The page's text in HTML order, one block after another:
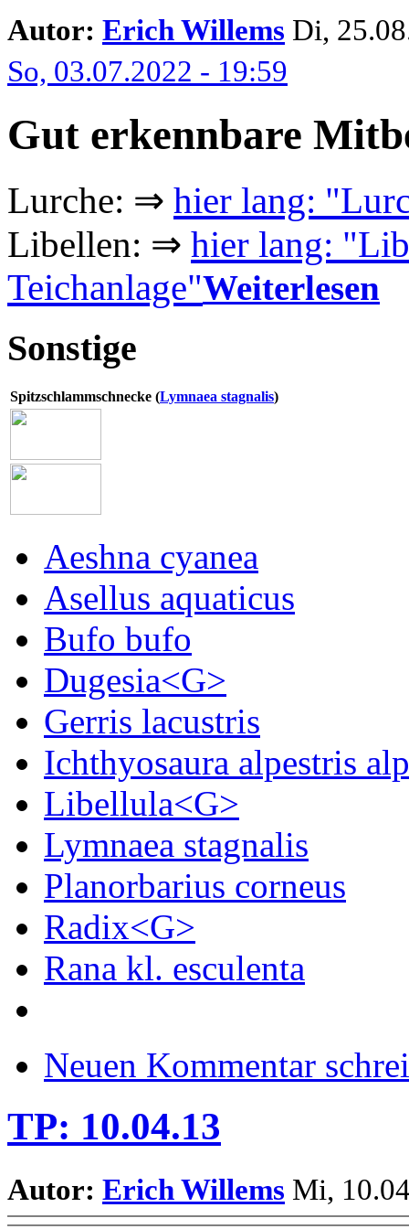
Autor: Erich Willems Di,
So, 03.07.2022 - 19:59
Gut erkennbare
Lurche: ⇒ hier lang:
Libellen: ⇒ hier lang:
Teichanlage"Weiterlesen
Sonstige
Spitzschlammschnecke (Lymnaea stagnalis)
Aeshna cyanea
Asellus aquaticus
Bufo bufo
Dugesia<G>
Gerris lacustris
Ichthyosaura alpestris
Libellula<G>
Lymnaea stagnalis
Planorbarius corneus
Radix<G>
Rana kl. esculenta
Neuen Kommentar
TP: 10.04.13
Autor: Erich Willems Mi,